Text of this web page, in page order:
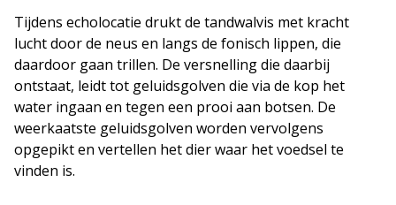
Tijdens echolocatie drukt de tandwalvis met kracht
lucht door de neus en langs de fonisch lippen, die
daardoor gaan trillen. De versnelling die daarbij
ontstaat, leidt tot geluidsgolven die via de kop het
water ingaan en tegen een prooi aan botsen. De
weerkaatste geluidsgolven worden vervolgens
opgepikt en vertellen het dier waar het voedsel te
vinden is.